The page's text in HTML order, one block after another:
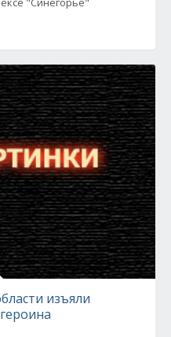
изъяли